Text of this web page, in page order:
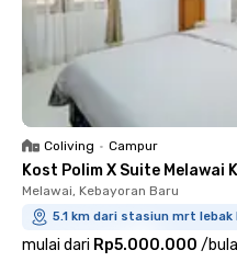
Coliving • Campur
Kost Polim X Suite Melawai
Melawai, Kebayoran Baru
5.1 km dari stasiun mrt lebak
mulai dari Rp5.000.000 /